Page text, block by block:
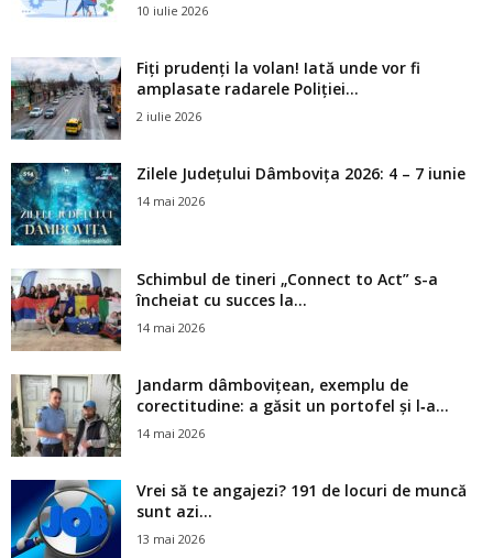
10 iulie 2026
Fiți prudenți la volan! Iată unde vor fi
amplasate radarele Poliției...
2 iulie 2026
Zilele Județului Dâmbovița 2026: 4 – 7 iunie
14 mai 2026
Schimbul de tineri „Connect to Act” s-a
încheiat cu succes la...
14 mai 2026
Jandarm dâmbovițean, exemplu de
corectitudine: a găsit un portofel și l‑a...
14 mai 2026
Vrei să te angajezi? 191 de locuri de muncă
sunt azi...
13 mai 2026